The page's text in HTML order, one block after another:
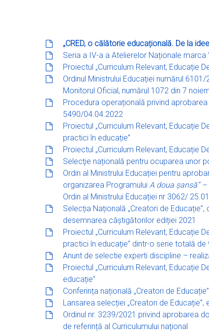
Hit enter to search or ESC to close
„CRED, o călătorie educațională. De la
Seria a IV-a a Atelierelor Naționale marca
Proiectul „Curriculum Relevant, Educație
Ordinul Ministrului Educației numărul
Monitorul Oficial, numărul 1072 din 7
Procedura operațională privind
5490/04.04.2022
Proiectul „Curriculum Relevant, Educație
practici în educație”
Proiectul „Curriculum Relevant, Educație
Selecţie națională pentru ocuparea unor
Ordin al Ministrului Educației pentru
organizarea Programului A doua șansă”
Ordin al Ministrului Educației nr 3062/
Selecția Națională „Creatori de
desemnarea câștigătorilor ediției 2021
Proiectul „Curriculum Relevant, Educație
practici în educație” dintr-o serie totală
Anunt de selectie experti discipline –
Proiectul „Curriculum Relevant, Educație
educație”
Conferința națională „Creatori de
Lansarea selecției „Creatori de
Ordinul nr. 3239/2021 privind aprobarea
de referință al Curriculumului național